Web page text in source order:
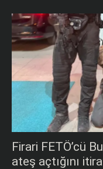
Firari FETÖ’cü
ateş açtığını